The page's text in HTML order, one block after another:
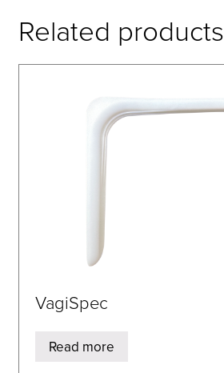
Related products
VagiSpec
Read more